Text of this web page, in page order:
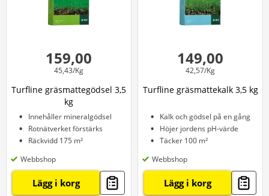
159,00
45,43/Kg
Turfline gräsmattegödsel 3,5
kg
Innehåller mineralgödsel
Rotnätverket förstärks
Räckvidd 175 m²
Webbshop
Lägg i korg
149,00
42,57/Kg
Turfline gräsmattekalk 3,5 kg
Kalk och gödsel på en gång
Höjer jordens pH-värde
Täcker 100 m²
Webbshop
Lägg i korg